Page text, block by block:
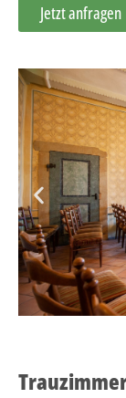
Jetzt anfragen